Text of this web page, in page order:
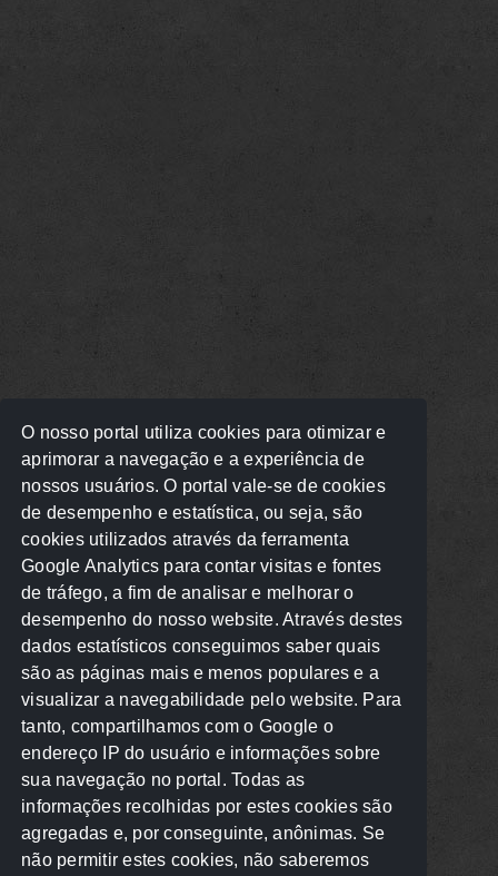
O nosso portal utiliza cookies para otimizar e
aprimorar a navegação e a experiência de
nossos usuários. O portal vale-se de cookies
de desempenho e estatística, ou seja, são
cookies utilizados através da ferramenta
Google Analytics para contar visitas e fontes
de tráfego, a fim de analisar e melhorar o
desempenho do nosso website. Através destes
dados estatísticos conseguimos saber quais
são as páginas mais e menos populares e a
visualizar a navegabilidade pelo website. Para
tanto, compartilhamos com o Google o
endereço IP do usuário e informações sobre
sua navegação no portal. Todas as
informações recolhidas por estes cookies são
agregadas e, por conseguinte, anônimas. Se
não permitir estes cookies, não saberemos